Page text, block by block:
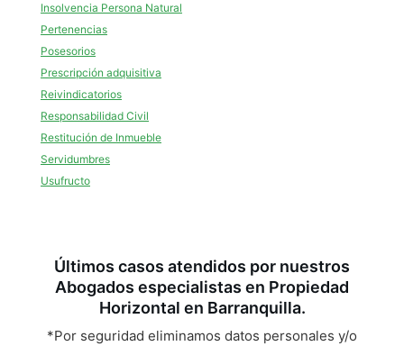
Insolvencia Persona Natural
Pertenencias
Posesorios
Prescripción adquisitiva
Reivindicatorios
Responsabilidad Civil
Restitución de Inmueble
Servidumbres
Usufructo
Últimos casos atendidos por nuestros
Abogados especialistas en Propiedad
Horizontal en Barranquilla.
*Por seguridad eliminamos datos personales y/o